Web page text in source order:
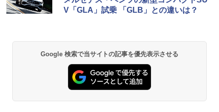
V「GLA」試乗 「GLB」との違いは？
Google 検索で当サイトの記事を優先表示させる